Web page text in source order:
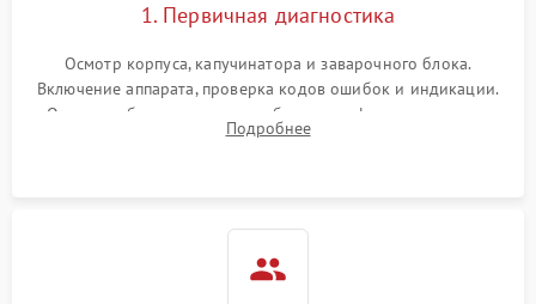
1. Первичная диагностика
Осмотр корпуса, капучинатора и заварочного блока.
Включение аппарата, проверка кодов ошибок и индикации.
Оценка работы помпы, термоблока и кофемолки на слух.
Измерение температуры и давления воды для выявления
Подробнее